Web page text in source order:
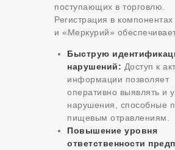
поступающих в торговлю.
Регистрация в
и «Меркурий»
Быструю
нарушений: Доступ к
информации позволяет
оперативно выявлять и
нарушения, способные
пищевым отравлениям.
Повышение уровня
ответственности